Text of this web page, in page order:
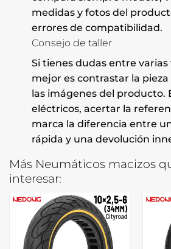
medidas y fotos del
errores de compatibilidad.
Consejo de taller
Si tienes dudas entre varias
mejor es contrastar la
las imágenes del producto.
eléctricos, acertar la
marca la diferencia entre
rápida y una devolución
Más Neumáticos macizos
interesar: